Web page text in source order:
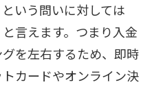
いう問いに対しては
言えます。つまり入金
を左右するため、即時
カードやオンライン決